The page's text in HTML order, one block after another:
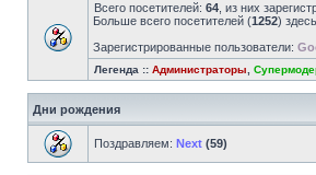
Всего посетителей: 64 , из них
Больше всего посетителей (1252)
Зарегистрированные пользователи:
Легенда :: Администраторы
Дни рождения
Поздравляем: Next (59)